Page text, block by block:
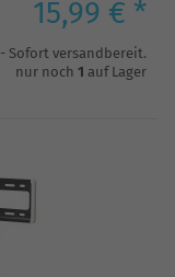
15,99 € *
- Sofort versandbereit.
nur noch 1 auf Lager